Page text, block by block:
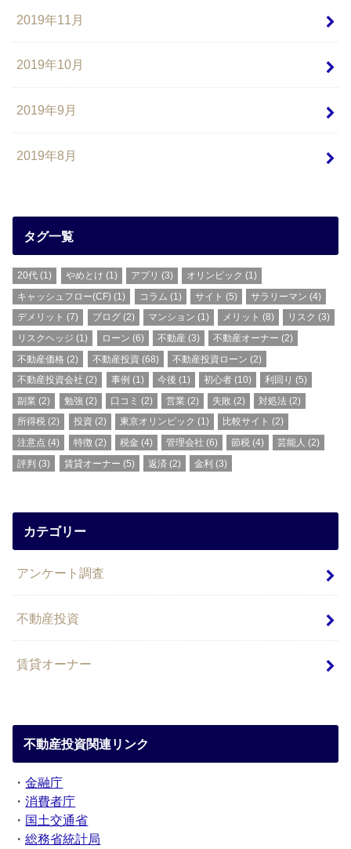
2019年11月
2019年10月
2019年9月
2019年8月
タグ一覧
20代 (1) やめとけ (1) アプリ (3) オリンピック (1)
キャッシュフロー(CF) (1) コラム (1) サイト (5) サラリーマン (4)
デメリット (7) ブログ(2) マンション (1) メリット (8) リスク (3)
リスクヘッジ (1) ローン (6) 不動産(3) 不動産オーナー (2)
不動産価格 (2) 不動産投資 (68) 不動産投資ローン (2)
不動産投資会社 (2) 事例 (1) 今後 (1) 初心者 (10) 利回り (5)
副業 (2) 勉強 (2) 口コミ (2) 営業 (2) 失敗 (2) 対処法 (2)
所得税 (2) 投資 (2) 東京オリンピック (1) 比較サイト (2)
注意点 (4) 特徴(2) 税金 (4) 管理会社 (6) 節税 (4) 芸能人 (2)
評判 (3) 賃貸オーナー (5) 返済 (2) 金利 (3)
カテゴリー
アンケート調査
不動産投資
賃貸オーナー
不動産投資関連リンク
・金融庁
・消費者庁
・ 国土交通省
・総務省統計局